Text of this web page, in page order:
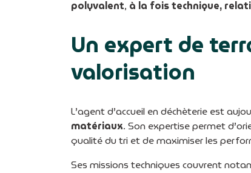
polyvalent, à la fois technique,
Un expert de
valorisation
L’agent d’accueil en déchèterie est
matériaux. Son expertise permet
qualité du tri et de maximiser les
Ses missions techniques couvrent